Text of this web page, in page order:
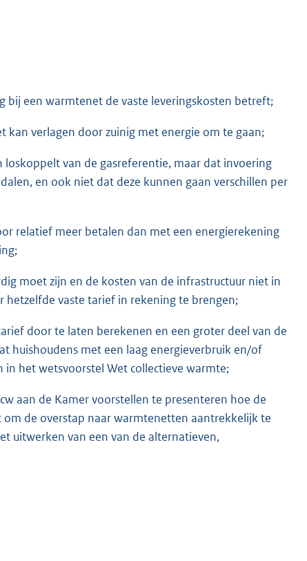
bij een warmtenet de vaste leveringskosten betreft;
verlagen door zuinig met energie om te gaan;
van de gasreferentie, maar dat invoering
en ook niet dat deze kunnen gaan verschillen per
relatief meer betalen dan met een energierekening
moet zijn en de kosten van de infrastructuur niet in
vaste tarief in rekening te brengen;
door te laten berekenen en een groter deel van de
huishoudens met een laag energieverbruik en/of
het wetsvoorstel Wet collectieve warmte;
aan de Kamer voorstellen te presenteren hoe de
de overstap naar warmtenetten aantrekkelijk te
uitwerken van een van de alternatieven,